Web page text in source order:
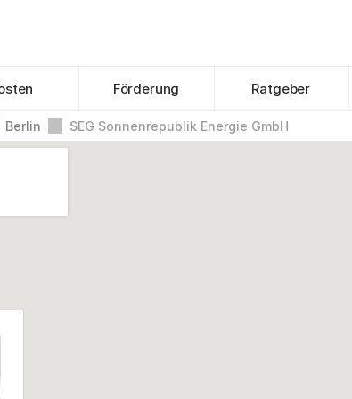
Förderung Ratgeber
Berlin SEG Sonnenrepublik Energie GmbH